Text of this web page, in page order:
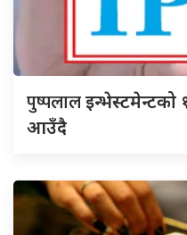
पुष्पलाल
आउँदै